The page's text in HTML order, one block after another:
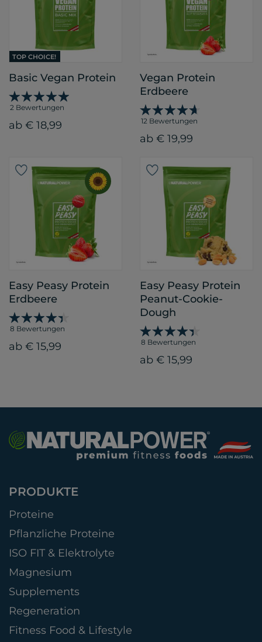
TOP CHOICE!
Basic Vegan Protein
2 Bewertungen
ab € 18,99
Vegan Protein
Erdbeere
12 Bewertungen
ab € 19,99
Easy Peasy Protein
Erdbeere
8 Bewertungen
ab € 15,99
Easy Peasy Protein
Peanut-Cookie-
Dough
8 Bewertungen
ab € 15,99
PRODUKTE
Proteine
Pflanzliche Proteine
ISO FIT & Elektrolyte
Magnesium
Supplements
Regeneration
Fitness Food & Lifestyle